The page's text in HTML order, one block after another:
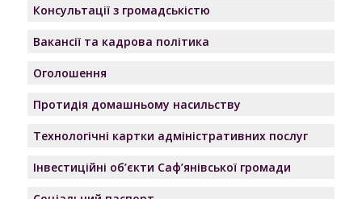
Консультації з громадськістю
Вакансії та кадрова політика
Оголошення
Протидія домашньому насильству
Технологічні картки адміністративних послуг
Інвестиційні об’єкти Саф’янівської громади